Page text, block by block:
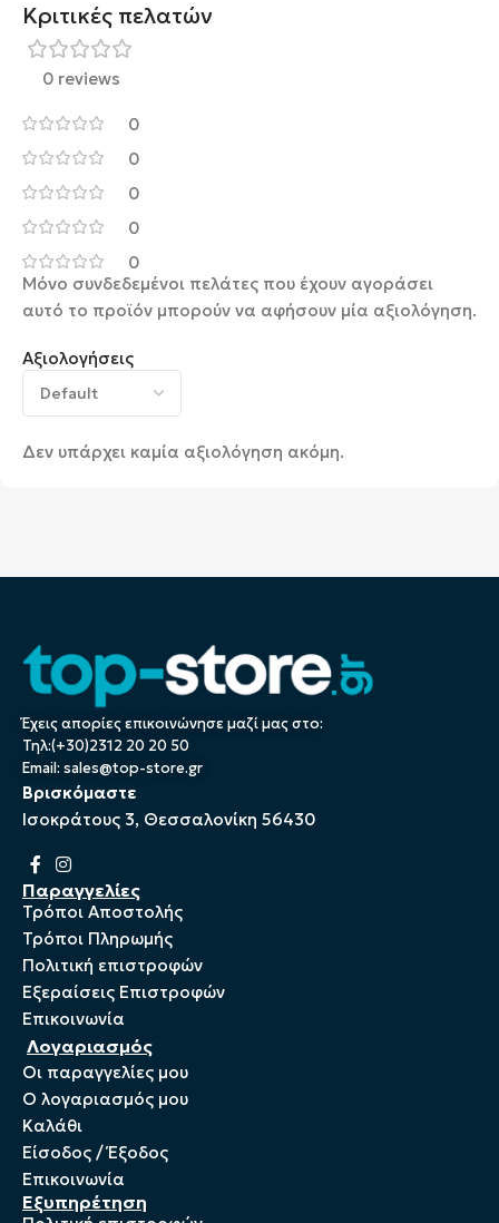
Κριτικές πελατών
0 reviews
0
0
0
0
0
Αξιολογήσεις
Δεν υπάρχει καμία αξιολόγηση ακόμη.
Μόνο συνδεδεμένοι πελάτες που έχουν αγοράσει
αυτό το προϊόν μπορούν να αφήσουν μία αξιολόγηση.
Έχεις απορίες επικοινώνησε μαζί μας στο:
Τηλ:(+30)2312 20 20 50
Email: sales@top-store.gr
Βρισκόμαστε
Ισοκράτους 3, Θεσσαλονίκη 56430
Παραγγελίες
Τρόποι Αποστολής
Τρόποι Πληρωμής
Πολιτική επιστροφών
Εξεραίσεις Επιστροφών
Επικοινωνία
Λογαριασμός
Οι παραγγελίες μου
Ο λογαριασμός μου
Καλάθι
Είσοδος / Έξοδος
Επικοινωνία
Εξυπηρέτηση